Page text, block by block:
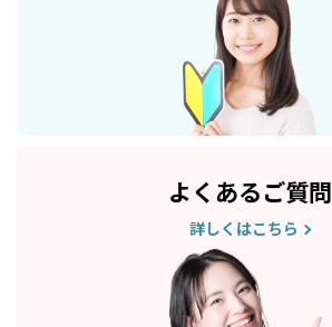
よくあるご質問
詳しくはこちら